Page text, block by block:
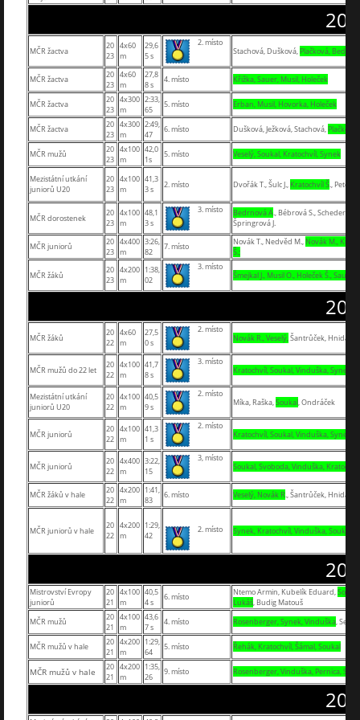
MČR žactva
20
23
4x60
m
29,6
5 s
2. místo
Stachová, Dušková, Plačková,
MČR žactva
20
23
4x60
m
27,8
8 s
4. místo Křižka, Sauer, Musil, Holeček
MČR žactva
20
23
4x300
m
2:33,
65
5. místo Erban, Musil, Hovorka, Holeček
MČR žactva
20
23
4x300
m
2:49,
47
6. místo Dušková, Ježková, Stachová, Plačková
MČR mužů
20
23
4x100
m
42,0
1s
5. místo Veselý, Soukal, Kratochvíl, Synek
Mezistátní utkání
juniorů U20
20
23
4x100
m
41,3
3 s
2. místo Dvořák T., Šulc J., Kratochvíl Š., Peterka
MČR dorostenek
20
23
4x100
m
48,1
3 s
3. místo Bedrnová A., Bébrová S., Schederová
Špringrová J.
MČR juniorů
20
23
4x400
m
3:26,
82
7. místo Novák T., Nedvěd M., Novák M.,
Š.;
MČR žáků
20
23
4x200
m
1:38,
02
3. místo
Šmejkal J., Musil O., Holeček Š., Sauer L.
MČR žáků
20
22
4x60
m
27,5
0 s
2. místo
Novák R., Veselý,Šantrůček, Hnida
MČR mužů do 22 let
20
22
4x100
m
41,7
8 s
3. místo
Kratochvíl, Soukal, Vinduška, Synek
Mezistátní utkání
juniorů U20
20
22
4x100
m
40,5
9 s
2. místo
Míka, Raška,Soukal, Ondráček
MČR juniorů
20
22
4x100
m
41,3
1 s
2. místo
Kratochvíl, Soukal, Vinduška, Synek
MČR juniorů
20
22
4x400
m
3:22,
15
3, místo
Soukal, Svoboda, Vinduška, Kratochvíl
MČR žáků v hale
20
22
4x200
m
1:41,
83
6. místo Veselý, Novák R., Šantrůček, Hnida
MČR juniorů v hale
20
22
4x200
m
1:29,
42
2. místo Synek, Kratochvíl, Vinduška, Soukal
Mistrovství Evropy
juniorů
20
21
4x100
m
40,5
4 s
6. místo Ntemo Armin, Kubelík Eduard,Soukal
Lukáš, Budig Matouš
MČR mužů
20
21
4x100
m
43,6
7 s
4. místo Rosenberger, Synek, Vinduška,
MČR mužů v hale
20
21
4x200
m
1:29,
64
5. místo Řehák, Kratochvíl, Šámal, Soukal
MČR mužů v hale
20
21
4x200
m
1:35,
26
9. místo Rosenberger, Vinduška, Pernica,